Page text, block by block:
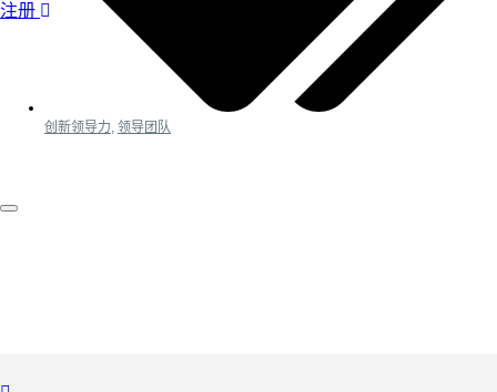
注册
创新领导力 领导团队